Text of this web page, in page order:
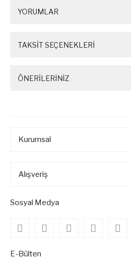
YORUMLAR
TAKSİT SEÇENEKLERİ
ÖNERİLERİNİZ
Kurumsal
Alışveriş
Sosyal Medya
E-Bülten